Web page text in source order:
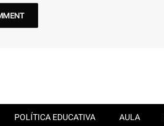
POLÍTICA EDUCATIVA AULA